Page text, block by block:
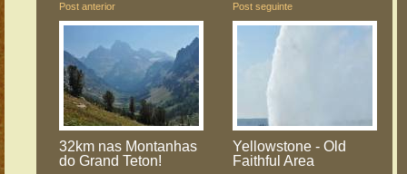
Post anterior
32km nas Montanhas
do Grand Teton!
Post seguinte
Yellowstone - Old
Faithful Area